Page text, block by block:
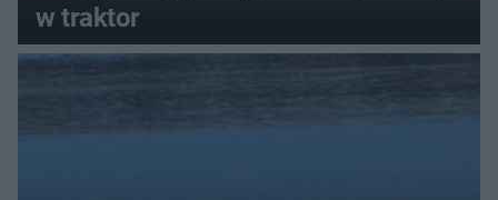
w traktor